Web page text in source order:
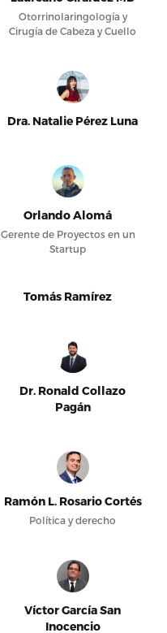
Otorrinolaringología y
Cirugía de Cabeza y Cuello
Dra. Natalie Pérez Luna
Orlando Alomá
Gerente de Proyectos en un
Startup
Tomás Ramírez
Dr. Ronald Collazo
Pagán
Ramón L. Rosario Cortés
Política y derecho
Víctor García San
Inocencio